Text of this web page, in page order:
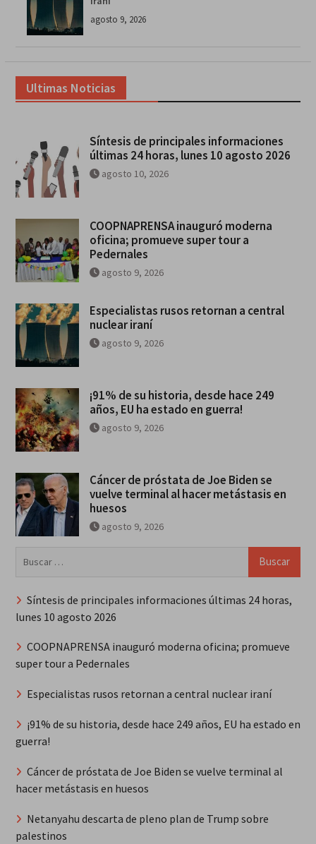
agosto 9, 2026
Ultimas Noticias
Síntesis de principales informaciones
últimas 24 horas, lunes 10 agosto 2026
agosto 10, 2026
COOPNAPRENSA inauguró moderna
oficina; promueve super tour a
Pedernales
agosto 9, 2026
Especialistas rusos retornan a central
nuclear iraní
agosto 9, 2026
¡91% de su historia, desde hace 249
años, EU ha estado en guerra!
agosto 9, 2026
Cáncer de próstata de Joe Biden se
vuelve terminal al hacer metástasis en
huesos
agosto 9, 2026
Síntesis de principales informaciones últimas 24 horas,
lunes 10 agosto 2026
COOPNAPRENSA inauguró moderna oficina; promueve
super tour a Pedernales
Especialistas rusos retornan a central nuclear iraní
¡91% de su historia, desde hace 249 años, EU ha estado en
guerra!
Cáncer de próstata de Joe Biden se vuelve terminal al
hacer metástasis en huesos
Netanyahu descarta de pleno plan de Trump sobre
palestinos